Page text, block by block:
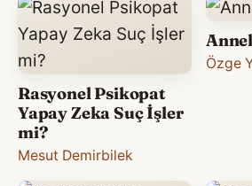
Rasyonel Psikopat
Yapay Zeka Suç İşler
mi?
Mesut Demirbilek
Özge